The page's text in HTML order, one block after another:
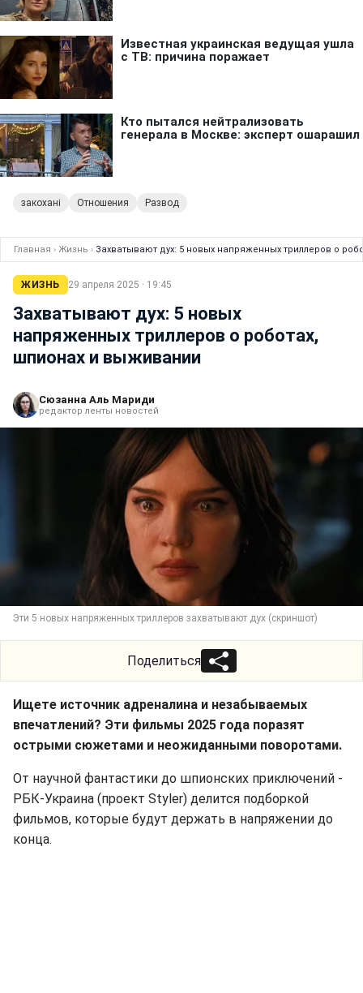
закохані Отношения Развод
Главная › Жизнь › Захватывают дух: 5 новых напряженных триллеров о
ЖИЗНЬ 29 апреля 2025 · 19:45
Захватывают дух: 5 новых
напряженных триллеров о роботах,
шпионах и выживании
Сюзанна Аль Мариди
редактор ленты новостей
Эти 5 новых напряженных триллеров захватывают дух (скриншот)
Поделиться
Ищете источник адреналина и незабываемых
впечатлений? Эти фильмы 2025 года поразят
острыми сюжетами и неожиданными поворотами.
От научной фантастики до шпионских приключений -
РБК-Украина (проект Styler) делится подборкой
фильмов, которые будут держать в напряжении до
конца.